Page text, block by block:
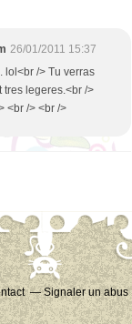
26/01/2011 15:37
lol<br /> Tu verras
tres legeres.<br />
<br /> <br />
Signaler un abus